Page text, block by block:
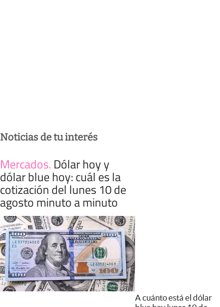
Noticias de tu interés
Mercados. Dólar hoy y
dólar blue hoy: cuál es la
cotización del lunes 10 de
agosto minuto a minuto
A cuánto está el dólar